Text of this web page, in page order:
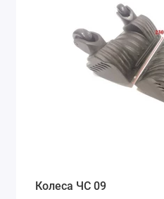
Колеса ЧС 09